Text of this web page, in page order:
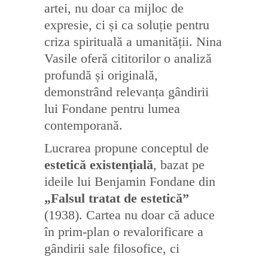
artei, nu doar ca mijloc de
expresie, ci și ca soluție pentru
criza spirituală a umanității. Nina
Vasile oferă cititorilor o analiză
profundă și originală,
demonstrând relevanța gândirii
lui Fondane pentru lumea
contemporană.
Lucrarea propune conceptul de
estetică existențială, bazat pe
ideile lui Benjamin Fondane din
„Falsul tratat de estetică”
(1938). Cartea nu doar că aduce
în prim-plan o revalorificare a
gândirii sale filosofice, ci